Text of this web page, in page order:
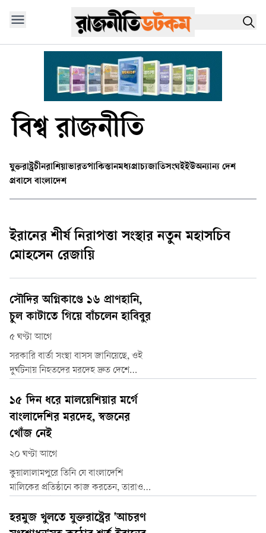
বিশ্ব রাজনীতি
যুক্তরাষ্ট্রচীনরাশিয়াভারতপাকিস্তানমধ্যপ্রাচ্যজাতিসংঘইইউঅন্যান্য দেশ
প্রবাসে বাংলাদেশ
ইরানের শীর্ষ নিরাপত্তা সংস্থার নতুন মহাসচিব
মোহসেন রেজায়ি
সৌদির অগ্নিকাণ্ডে ১৬ প্রাণহানি,
চুল কাটাতে গিয়ে বাঁচলেন হাবিবুর
৫ ঘণ্টা আগে
সরকারি বার্তা সংস্থা বাসস জানিয়েছে, ওই
দুর্ঘটনায় নিহতদের মরদেহ দ্রুত দেশে
ক্ষতিপূরণ নিশ্চিত করতে সংশ্লিষ্টদের নির্দেশ
দিয়েছে প্রবাসী কল্যাণ মন্ত্রণালয়।
১৫ দিন ধরে মালয়েশিয়ার মর্গে
বাংলাদেশির মরদেহ, স্বজনের
খোঁজ নেই
২০ ঘণ্টা আগে
কুয়ালালামপুরে তিনি যে বাংলাদেশি
মালিকের প্রতিষ্ঠানে কাজ করতেন, তারাও
বাংলাদেশের কোথাও তার কোনো স্বজনকে
হরমুজ খুলতে যুক্তরাষ্ট্রের 'আচরণ